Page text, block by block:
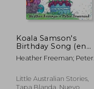
Koala Samson's
Birthday Song (en
Inglés)
Heather Freeman; Peter
Little Australian Stories,
Tapa Blanda, Nuevo